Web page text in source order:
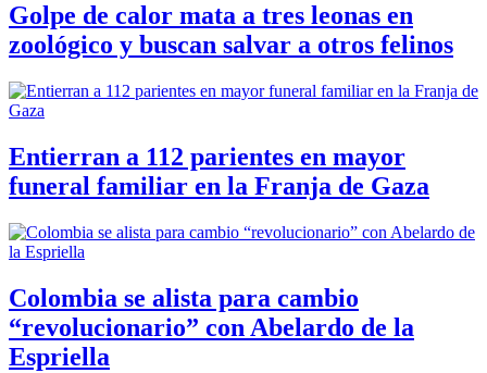
Golpe de calor mata a tres leonas en
zoológico y buscan salvar a otros felinos
Entierran a 112 parientes en mayor
funeral familiar en la Franja de Gaza
Colombia se alista para cambio
“revolucionario” con Abelardo de la
Espriella